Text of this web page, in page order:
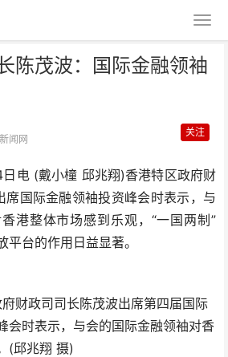
陈茂波：国际金融领袖
闻网
关注
电 (戴小橦 邱兆翔)香港特区政府财
席国际金融领袖投资峰会时表示，与
港整体市场感到乐观，“一国两制”
台的作用日益显著。
财政司司长陈茂波出席第四届国际
会时表示，与会的国际金融领袖对香
(邱兆翔 摄)
茂波：国际金融